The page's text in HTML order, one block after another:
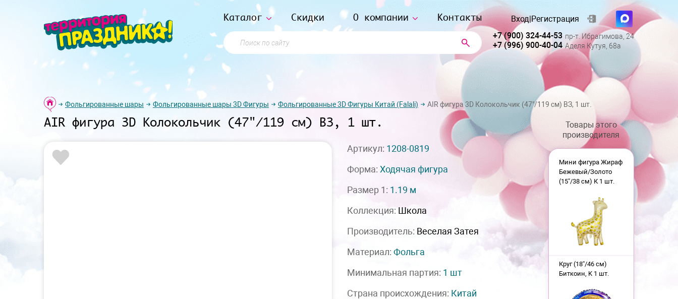
Каталог Скидки О компании Контакты
Поиск по сайту
Вход|Регистрация
+7 (900) 324-44-53 пр-т. Ибрагимова, 24
+7 (996) 900-40-04 Аделя Кутуя, 68а
Фольгированные шары Фольгированные шары 3D Фигуры Фольгированные 3D Фигуры Китай (Falali) AIR фигура 3D Колокольчик (47"/119 см) ВЗ, 1 шт.
AIR фигура 3D Колокольчик (47"/119 см) ВЗ, 1 шт.
Артикул: 1208-0819
Форма: Ходячая фигура
Размер 1: 1.19 м
Коллекция: Школа
Производитель: Веселая Затея
Материал: Фольга
Минимальная партия: 1 шт
Страна происхождения: Китай
Товары этого
производителя
Мини фигура Жираф
Бежевый/Золото
(15"/38 см) К 1 шт.
Круг (18''/46 см)
Биткоин, K 1 шт.